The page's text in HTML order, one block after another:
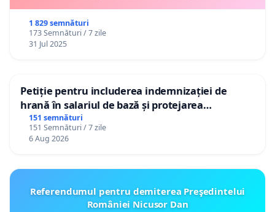
1 829 semnături
173 Semnături / 7 zile
31 Jul 2025
Petiție pentru includerea indemnizației de
hrană în salariul de bază și protejarea
gradațiilor de vechime pentru asistenții
personali
151 semnături
151 Semnături / 7 zile
6 Aug 2026
Referendumul pentru demiterea Preşedintelui
României Nicusor Dan